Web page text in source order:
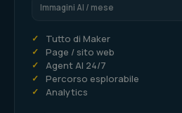
Immagini AI / mese
✓ Tutto di Maker
✓ Page / sito web
✓ Agent AI 24/7
✓ Percorso esplorabile
✓ Analytics